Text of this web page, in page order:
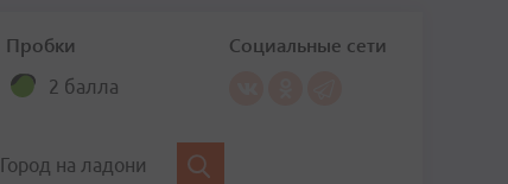
Пробки
2 балла
Социальные сети
Город на ладони